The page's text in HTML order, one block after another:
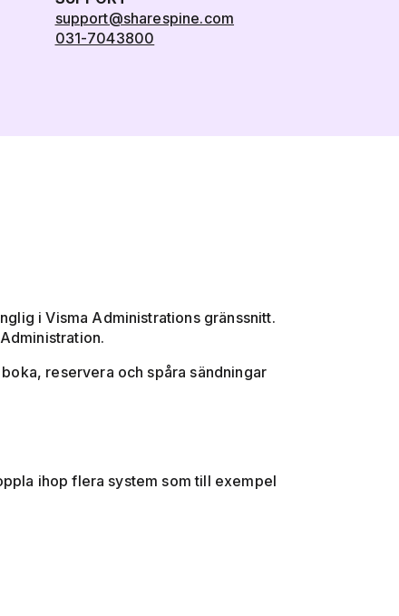
support@sharespine.com
031-7043800
i Visma Administrations gränssnitt.
reservera och spåra sändningar
ihop flera system som till exempel